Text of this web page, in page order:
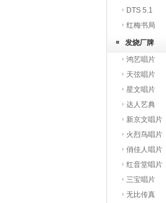
DTS 5.1
红梅书局
发烧厂牌
鸿艺唱片
天弦唱片
星文唱片
达人艺典
新京文唱片
火烈鸟唱片
俏佳人唱片
红音堂唱片
三宝唱片
无比传真